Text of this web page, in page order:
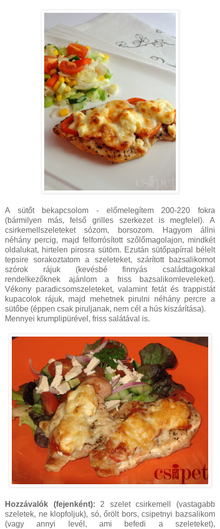
A sütőt bekapcsolom - előmelegítem 200-220 fokra
(bármilyen más, felső grilles szerkezet is megfelel). A
csirkemellszeleteket sózom, borsozom. Hagyom állni
néhány percig, majd felforrósított szőlőmagolajon, mindkét
oldalukat, hirtelen pirosra sütöm. Ezután sütőpapírral bélelt
tepsire sorakoztatom a szeleteket, szárított bazsalikomot
szórok rájuk (kevésbé finnyás családtagokkal
rendelkezőknek ajánlom a friss bazsalikomleveleket).
Vékony paradicsomszeleteket, valamint fetát és trappistát
kupacolok rájuk, majd mehetnek pirulni néhány percre a
sütőbe (éppen csak piruljanak, nem cél a hús kiszárítása).
Mennyei krumplipürével, friss salátával is.
Hozzávalók (fejenként): 2 szelet csirkemell (vastagabb
szeletek, ne klopfoljuk), só, őrölt bors, csipetnyi bazsalikom
(vagy annyi levél, ami befedi a szeleteket),